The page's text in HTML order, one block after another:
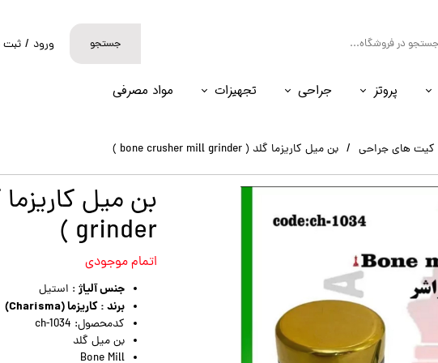
جستجو ورود / ثبت
پروتز جراحی تجهیزات مواد مصرفی
کیت های جراحی بن میل کاریزما گلد ( bone crusher mill grinder )
grinder )
اتمام موجودی
جنس آلیاژ : استیل
برند : کاریزما (Charisma)
کدمحصول: ch-1034
بن میل گلد
Bone Mill